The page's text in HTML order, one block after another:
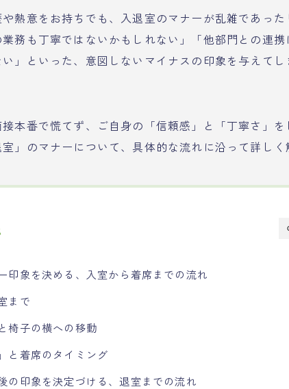
熱意をお持ちでも、入退室のマナーが乱雑であった
務も丁寧ではないかもしれない」「他部門との連
」といった、意図しないマイナスの印象を与えてし
本番で慌てず、ご自身の「信頼感」と「丁寧さ」を
」のマナーについて、具体的な流れに沿って詳しく
印象を決める、入室から着席までの流れ
まで
椅子の横への移動
と着席のタイミング
の印象を決定づける、退室までの流れ